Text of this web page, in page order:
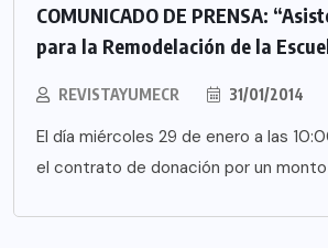
COMUNICADO DE PRENSA:
para la Remodelación de la
REVISTAYUMECR 31/01/2014
El día miércoles 29 de enero a las
el contrato de donación por un